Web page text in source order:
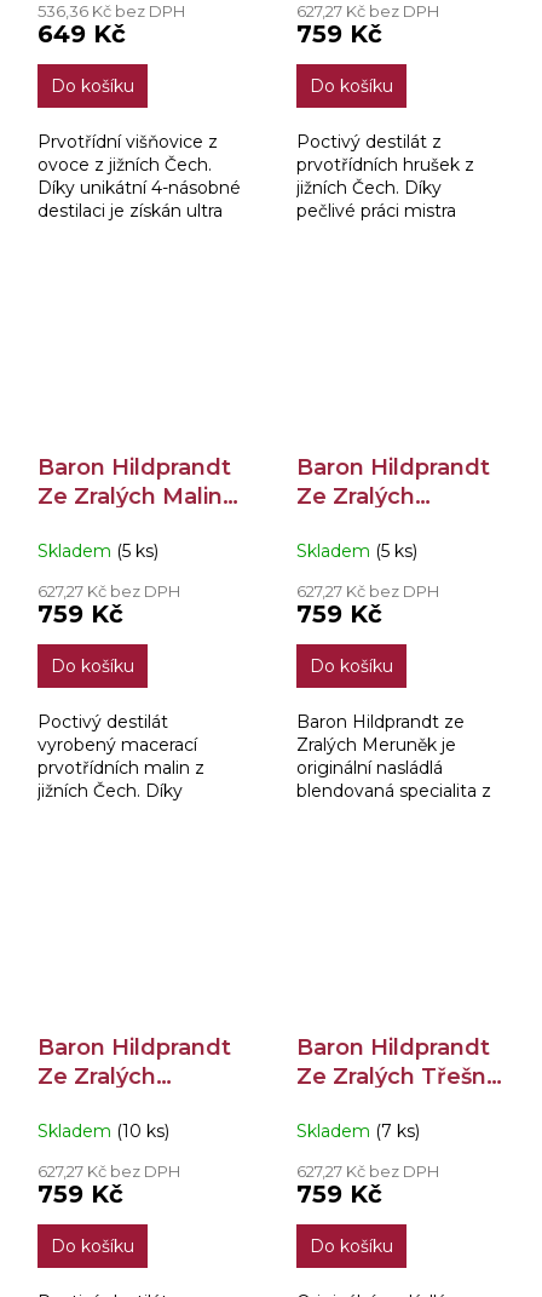
536,36 Kč bez DPH
649 Kč
Do košíku
Prvotřídní višňovice z
ovoce z jižních Čech.
Díky unikátní 4-násobné
destilaci je získán ultra
627,27 Kč bez DPH
759 Kč
Do košíku
Poctivý destilát z
prvotřídních hrušek z
jižních Čech. Díky
pečlivé práci mistra
Baron Hildprandt
Ze Zralých Malin
Skladem (5 ks)
627,27 Kč bez DPH
759 Kč
Do košíku
Poctivý destilát
vyrobený macerací
prvotřídních malin z
jižních Čech. Díky
Baron Hildprandt
Ze Zralých
Skladem (5 ks)
627,27 Kč bez DPH
759 Kč
Do košíku
Baron Hildprandt ze
Zralých Meruněk je
originální nasládlá
blendovaná specialita z
Baron Hildprandt
Ze Zralých
Skladem (10 ks)
627,27 Kč bez DPH
759 Kč
Do košíku
Baron Hildprandt
Ze Zralých Třešní
Skladem (7 ks)
627,27 Kč bez DPH
759 Kč
Do košíku